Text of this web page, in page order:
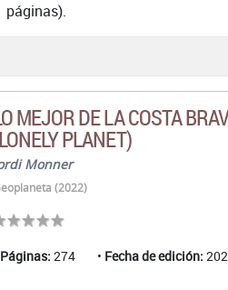
MEJOR DE LA COSTA
PLANET)
Monner
(2022)
Páginas: 274 Fecha de edición: